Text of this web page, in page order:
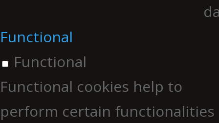
Functional
Functional
Functional cookies help to
perform certain functionalities